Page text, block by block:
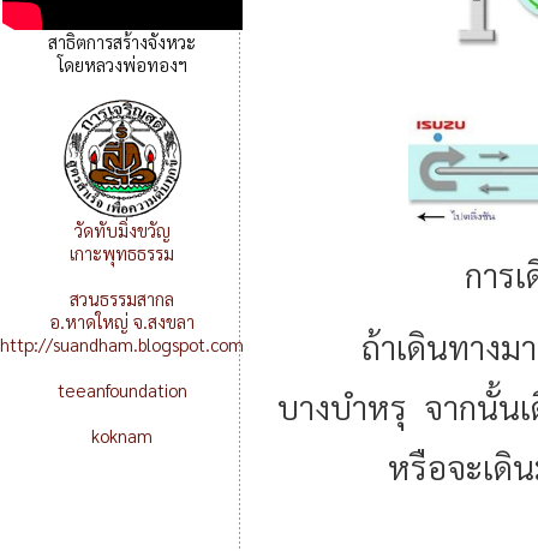
สาธิตการสร้างจังหวะ
โดยหลวงพ่อทองฯ
วัดทับมิ่งขวัญ
เกาะพุทธธรรม
สวนธรรมสากล
อ.หาดใหญ่ จ.สงขลา
http://suandham.blogspot.com
teeanfoundation
koknam
การ
ถ้าเดินทางมาจ
บางบำหรุ จากนั้น
หรือจะเดิ